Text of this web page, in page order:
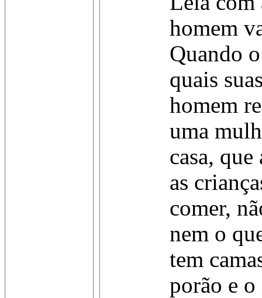
homem
Quando
quais
homem
uma
casa,
as
comer,
nem o
tem
porão e